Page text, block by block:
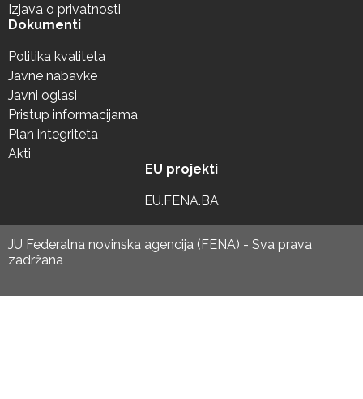
Izjava o privatnosti
Dokumenti
Politika kvaliteta
Javne nabavke
Javni oglasi
Pristup informacijama
Plan integriteta
Akti
EU projekti
EU.FENA.BA
JU Federalna novinska agencija (FENA) - Sva prava
zadržana